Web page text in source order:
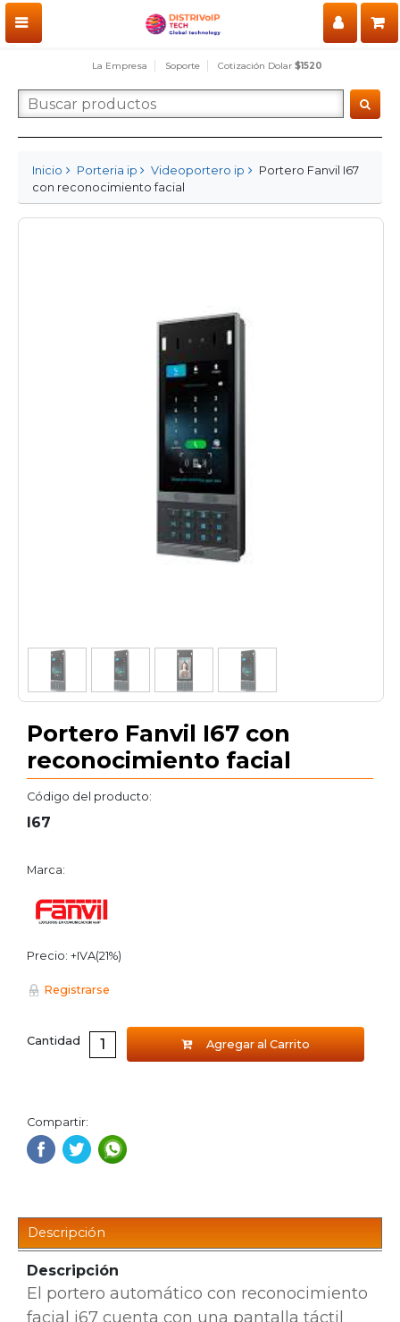
La Empresa Soporte Cotización Dolar $1520
Inicio Porteria ip Videoportero ip
Portero Fanvil I67
con reconocimiento facial
Portero Fanvil I67 con
reconocimiento facial
Código del producto:
I67
Marca:
Precio: +IVA(21%)
Registrarse
Cantidad Agregar al Carrito
Compartir:
Descripción
Descripción
El portero automático con reconocimiento
facial i67 cuenta con una pantalla táctil